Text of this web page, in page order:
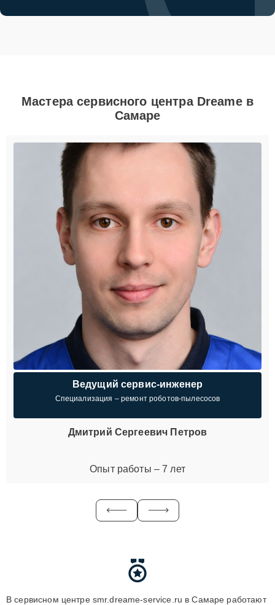
Мастера сервисного центра Dreame в
Самаре
Ведущий сервис-инженер
Специализация – ремонт роботов-пылесосов
Дмитрий Сергеевич Петров
Опыт работы – 7 лет
В сервисном центре smr.dreame-service.ru в Самаре работают